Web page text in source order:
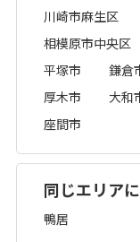
川崎市麻生区
相模原市中央区
平塚市
鎌倉
厚木市
大和
座間市
同じエリア
鴨居